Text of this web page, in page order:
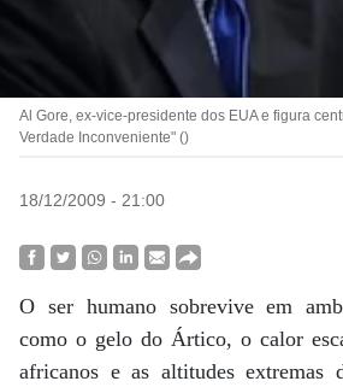
Al Gore, ex-vice-presidente dos EUA e figura
Verdade Inconveniente" ()
18/12/2009 - 21:00
O ser humano sobrevive em
como o gelo do Ártico, o calor
africanos e as altitudes extremas